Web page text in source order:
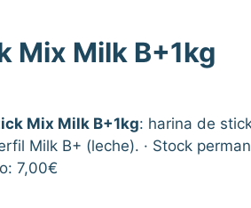
Mix Milk B+1kg
Mix Milk B+1kg: harina de
Milk B+ (leche). · Stock
7,00€